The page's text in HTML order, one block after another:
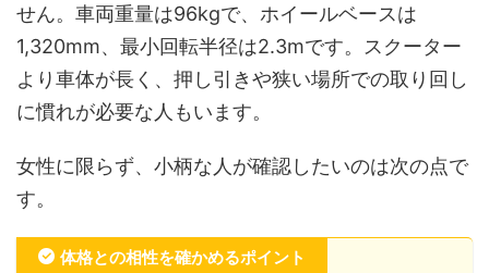
せん。車両重量は96kgで、ホイールベースは
1,320mm、最小回転半径は2.3mです。スクーター
より車体が長く、押し引きや狭い場所での取り回し
に慣れが必要な人もいます。
女性に限らず、小柄な人が確認したいのは次の点で
す。
体格との相性を確かめるポイント